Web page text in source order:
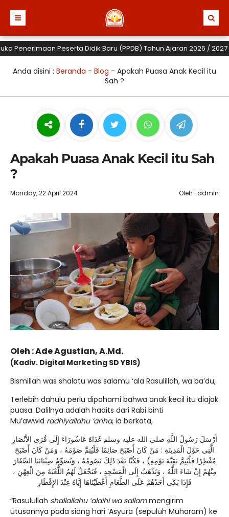
Peserta Didik Baru (PPDB) Tahun Ajaran 2026 / 2027
Anda disini : Beranda - Blog - Apakah Puasa Anak Kecil itu
Sah ?
Apakah Puasa Anak Kecil itu Sah
?
Monday, 22 April 2024 Oleh : admin
Oleh : Ade Agustian, A.Md.
(Kadiv. Digital Marketing SD YBIS)
Bismillah was shalatu was salamu ‘ala Rasulillah, wa ba’du,
Terlebih dahulu perlu dipahami bahwa anak kecil itu diajak
puasa. Dalilnya adalah hadits dari Rabi binti
Mu’awwid radhiyallahu ‘anha, ia berkata,
أَرْسَلَ رَسُولُ اللَّهِ صلى الله عليه وسلم غَدَاةَ عَاشُورَاءَ إِلَى قُرَى الأَنْصَارِ
الَّتِى حَوْلَ الْمَدِينَةِ : مَنْ كَانَ أَصْبَحَ صَائِمًا فَلْيُتِمَّ صَوْمَهُ ، وَمَنْ كَانَ أَصْبَحَ
مُفْطِرًا فَلْيُتِمَّ بَقِيَّةَ يَوْمِهِ) ، فَكُنَّا بَعْدَ ذَلِكَ نَصُومُهُ ، وَنُصَوِّمُ صِبْيَانَنَا الصِّغَارَ
مِنْهُمْ إِنْ شَاءَ اللَّهُ ، وَنَذْهَبُ إِلَى الْمَسْجِدِ ، فَنَجْعَلُ لَهُمُ اللُّعْبَةَ مِنَ الْعِهْنِ ،
فَإِذَا بَكَى أَحَدُهُمْ عَلَى الطَّعَامِ أَعْطَيْنَاهَا إِيَّاهُ عِنْدَ الإِفْطَارِ
“Rasulullah shallallahu ‘alaihi wa sallammengirim
utusannya pada siang hari ‘Asyura (sepuluh Muharam) ke